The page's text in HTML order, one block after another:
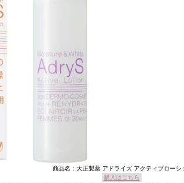
商品名：大正製薬 アドライズ アクティブローシ
購入はこちら